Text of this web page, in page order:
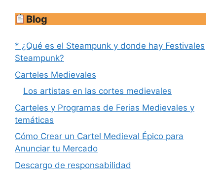
Blog
* ¿Qué es el Steampunk y donde hay Festivales
Steampunk?
Carteles Medievales
Los artistas en las cortes medievales
Carteles y Programas de Ferias Medievales y
temáticas
Cómo Crear un Cartel Medieval Épico para
Anunciar tu Mercado
Descargo de responsabilidad